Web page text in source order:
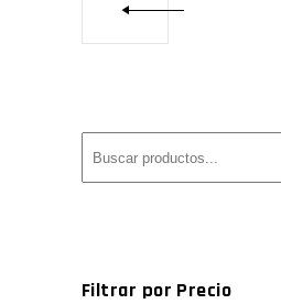
Filtrar por Precio